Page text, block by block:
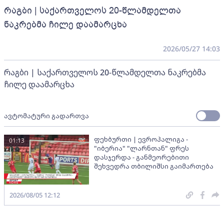
რაგბი | საქართველოს 20-წლამდელთა
ნაკრებმა ჩილე დაამარცხა
2026/05/27 14:03
რაგბი | საქართველოს 20-წლამდელთა ნაკრებმა
ჩილე დაამარცხა
ავტომატური გადართვა
ფეხბურთი | ევროპალიგა -
"იბერია" "ლარნთან" ფრეს
დასჯერდა - განმეორებითი
შეხვედრა თბილიშსი გაიმართება
01:13
2026/08/05 12:12